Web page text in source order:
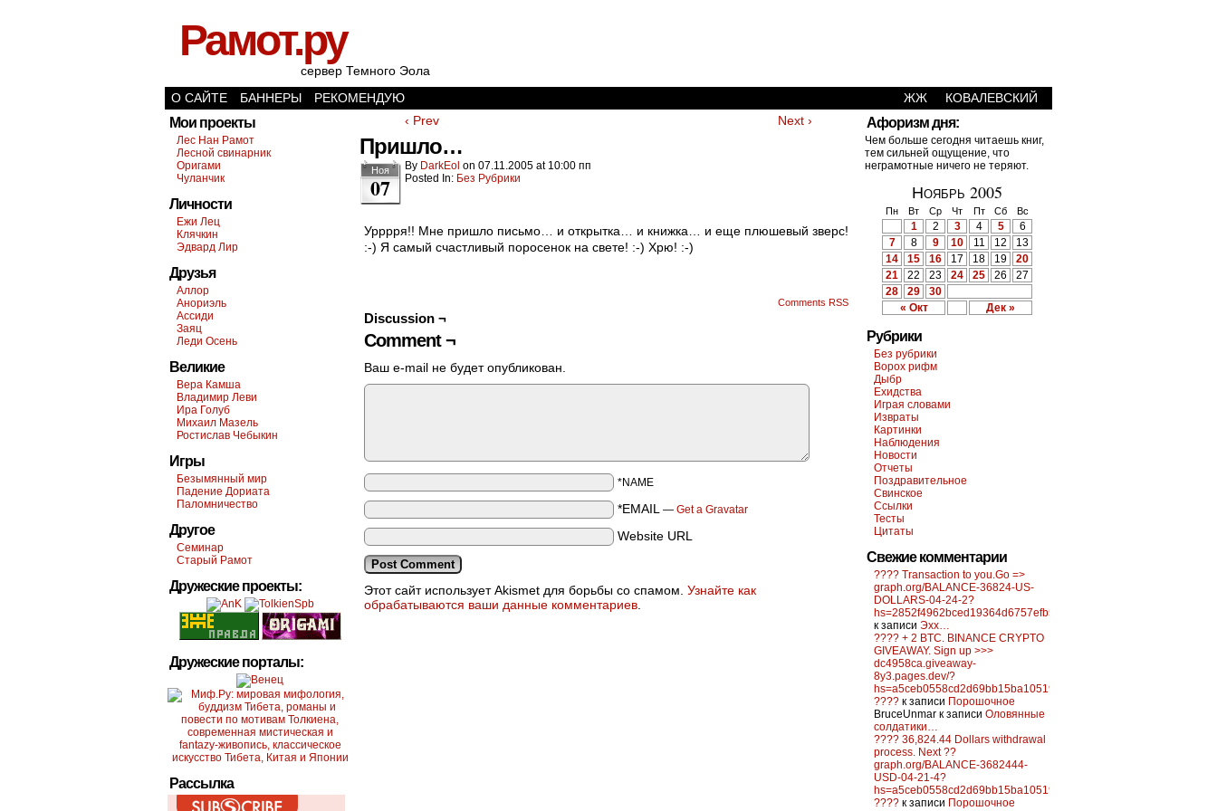
Рамот.ру
сервер Темного Эола
О САЙТЕ
БАННЕРЫ РЕКОМЕНДУЮ ЖЖ КОВАЛЕВСКИЙ
Мои проекты
Лес Нан Рамот
Лесной свинарник
Оригами
Чуланчик
Личности
Ежи Лец
Клячкин
Эдвард Лир
Друзья
Аллор
Анориэль
Ассиди
Заяц
Леди Осень
Великие
Вера Камша
Владимир Леви
Ира Голуб
Михаил Мазель
Ростислав Чебыкин
Игры
Безымянный мир
Падение Дориата
Паломничество
Другое
Семинар
Старый Рамот
Дружеские проекты:
Дружеские порталы:
Рассылка
‹ Prev Next ›
Пришло…
Ноя
07
By DarkEol on 07.11.2005 at 10:00 пп
Posted In: Без Рубрики
Урррря!! Мне пришло письмо… и открытка… и книжка… и еще плюшевый зверс!
:-) Я самый счастливый поросенок на свете! :-) Хрю! :-)
Comments RSS
Discussion ¬
Comment ¬
Ваш e-mail не будет опубликован.
*NAME
*EMAIL — Get a Gravatar
Website URL
Этот сайт использует Akismet для борьбы со спамом. Узнайте как
обрабатываются ваши данные комментариев
Афоризм дня:
Чем больше сегодня читаешь книг,
тем сильней ощущение, что
неграмотные ничего не теряют.
Ноябрь 2005
Пн Вт Ср Чт Пт Сб Вс
« Окт Дек »
1 2 3 4 5
6
7
8 9 10 11 12
13
14
15 16 17 18 19
20
21
22 23 24 25 26
27
28
29 30
Рубрики
Без рубрики
Ворох рифм
Дыбр
Ехидства
Играя словами
Извраты
Картинки
Наблюдения
Новости
Отчеты
Поздравительное
Свинское
Ссылки
Тесты
Цитаты
Свежие комментарии
???? Transaction to you.Go =>
graph.org/BALANCE-36824-US-
DOLLARS-04-24-2?
hs=2852f4962bced19364d6757efb5f6a84&
к записи Эхх…
???? + 2 BTC. BINANCE CRYPTO
GIVEAWAY. Sign up >>>
dc4958ca.giveaway-
8y3.pages.dev/?
hs=a5ceb0558cd2d69bb15ba10519f0d6c2&
???? к записи Порошочное
BruceUnmar к записи Оловянные
солдатики…
???? 36,824.44 Dollars withdrawal
process. Next ??
graph.org/BALANCE-3682444-
USD-04-21-4?
hs=a5ceb0558cd2d69bb15ba10519f0d6c2&
???? к записи Порошочное